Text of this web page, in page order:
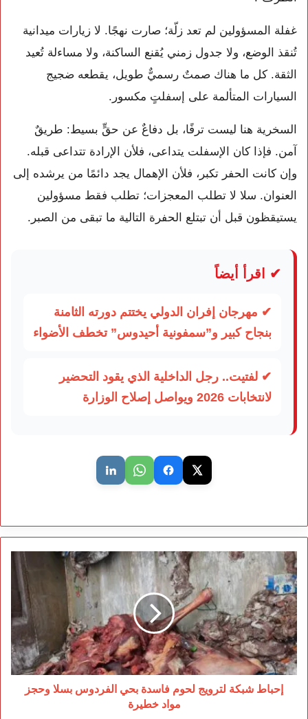
غفلة المسؤولين لم تعد زلّة؛ صارت نهجًا. لا زيارات ميدانية
تُنقذ الوضع، ولا جدول زمني يُقنع الساكنة، ولا مساءلة تُعيد
الثقة. كل ما هناك صمتٌ رسميٌّ طويل، يقطعه ضجيج
السيارات المتألمة على إسفلتٍ مكسور.
السخرية هنا ليست ترفًا، بل دفاعٌ عن حقٍّ بسيط: طريقٌ
آمن. فإذا كان الإسفلت يتداعى، فلأن الإرادة تتداعى قبله.
وإن كانت الحفر تكبر، فلأن الإهمال يجد دائمًا من يرشده إلى
العنوان. سلا لا تطلب المعجزات؛ تطلب فقط مسؤولين
يستيقظون قبل أن تبتلع الحفرة التالية ما تبقى من الصبر.
✔ اقرأ أيضاً
✔ مهرجان إفران الدولي يختتم دورته الثامنة
بنجاح كبير و”سمفونية أحيدوس” تخطف الأضواء
✔ لفتيت.. رجل الداخلية الذي يقود التحضير
لانتخابات 2026 ويواصل إصلاح الوزارة
إحباط
شبكة
لترويج
لحوم
فاسدة
بحي
الفردوس
بسلا
وحجز
مواد
إحباط شبكة لترويج لحوم فاسدة بحي الفردوس بسلا وحجز
مواد خطيرة